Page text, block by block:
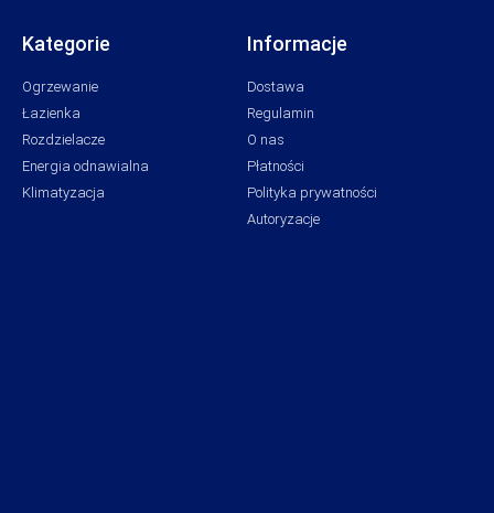
Kategorie
Ogrzewanie
Łazienka
Rozdzielacze
Energia odnawialna
Klimatyzacja
Informacje
Dostawa
Regulamin
O nas
Płatności
Polityka prywatności
Autoryzacje